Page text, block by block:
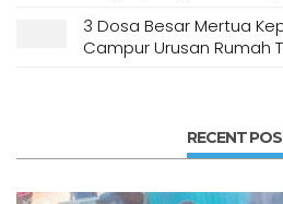
3 Dosa Besar Mertua
Campur Urusan Rumah
RECENT